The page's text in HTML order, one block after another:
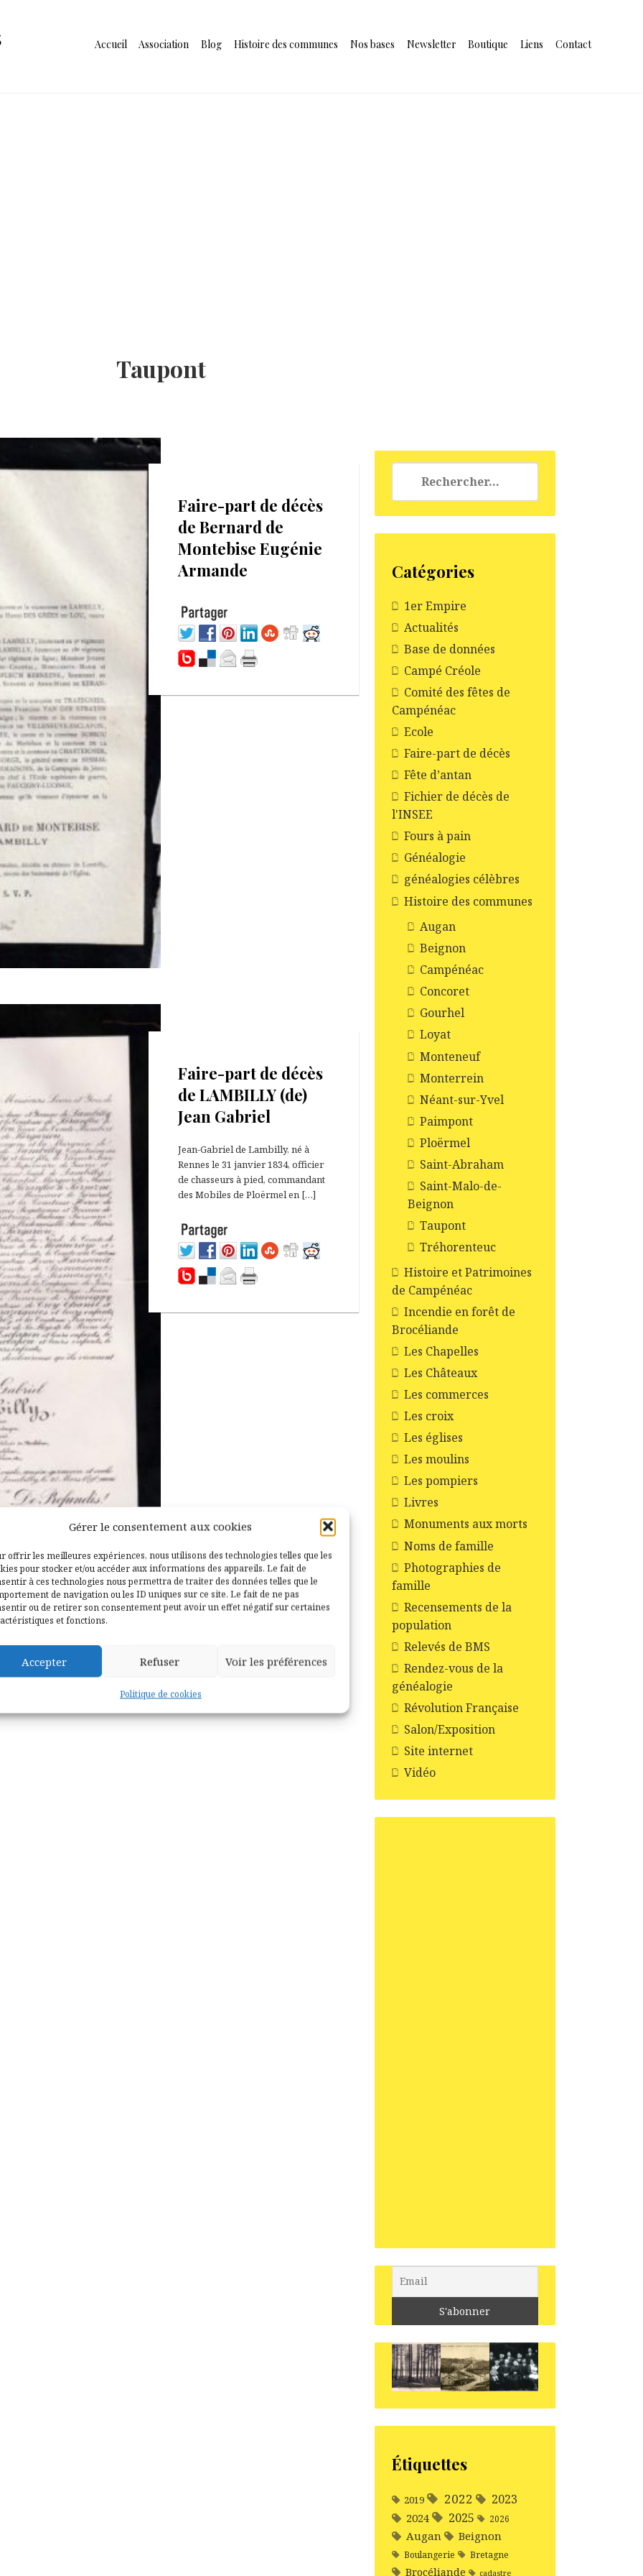
Gérer le consentement aux cookies
offrir les meilleures expériences, nous utilisons des technologies telles que les
pour stocker et/ou accéder aux informations des appareils. Le fait de
à ces technologies nous permettra de traiter des données telles que le
de navigation ou les ID uniques sur ce site. Le fait de ne pas
ou de retirer son consentement peut avoir un effet négatif sur certaines
et fonctions.
Accepter Refuser Voir les préférences
Politique de cookies
Accueil Association Blog Histoire des communes Nos bases Newsletter Boutique Liens Contact
Taupont
Faire-part de décès
de Bernard de
Montebise Eugénie
Armande
Faire-part de décès
de LAMBILLY (de)
Jean Gabriel
Jean-Gabriel de Lambilly, né à
Rennes le 31 janvier 1834, officier
de chasseurs à pied, commandant
des Mobiles de Ploërmel en […]
Catégories
1er Empire
Actualités
Base de données
Campé Créole
Comité des fêtes de
Campénéac
Ecole
Faire-part de décès
Fête d’antan
Fichier de décès de
l'INSEE
Fours à pain
Généalogie
généalogies célèbres
Histoire des communes
Augan
Beignon
Campénéac
Concoret
Gourhel
Loyat
Monteneuf
Monterrein
Néant-sur-Yvel
Paimpont
Ploërmel
Saint-Abraham
Saint-Malo-de-
Beignon
Taupont
Tréhorenteuc
Histoire et Patrimoines
de Campénéac
Incendie en forêt de
Brocéliande
Les Chapelles
Les Châteaux
Les commerces
Les croix
Les églises
Les moulins
Les pompiers
Livres
Monuments aux morts
Noms de famille
Photographies de
famille
Recensements de la
population
Relevés de BMS
Rendez-vous de la
généalogie
Révolution Française
Salon/Exposition
Site internet
Vidéo
Étiquettes
2019 2022 2023
2024 2025 2026
Augan Beignon
Boulangerie Bretagne
Brocéliande cadastre